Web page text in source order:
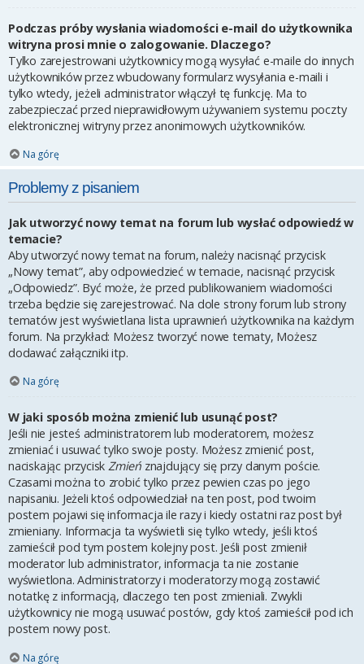
Podczas próby wysłania wiadomości e-mail do użytkownika
witryna prosi mnie o zalogowanie. Dlaczego?
Tylko zarejestrowani użytkownicy mogą wysyłać e-maile do innych
użytkowników przez wbudowany formularz wysyłania e-maili i
tylko wtedy, jeżeli administrator włączył tę funkcję. Ma to
zabezpieczać przed nieprawidłowym używaniem systemu poczty
elektronicznej witryny przez anonimowych użytkowników.
Na górę
Problemy z pisaniem
Jak utworzyć nowy temat na forum lub wysłać odpowiedź w
temacie?
Aby utworzyć nowy temat na forum, należy nacisnąć przycisk
„Nowy temat”, aby odpowiedzieć w temacie, nacisnąć przycisk
„Odpowiedz”. Być może, że przed publikowaniem wiadomości
trzeba będzie się zarejestrować. Na dole strony forum lub strony
tematów jest wyświetlana lista uprawnień użytkownika na każdym
forum. Na przykład: Możesz tworzyć nowe tematy, Możesz
dodawać załączniki itp.
Na górę
W jaki sposób można zmienić lub usunąć post?
Jeśli nie jesteś administratorem lub moderatorem, możesz
zmieniać i usuwać tylko swoje posty. Możesz zmienić post,
naciskając przycisk Zmień znajdujący się przy danym poście.
Czasami można to zrobić tylko przez pewien czas po jego
napisaniu. Jeżeli ktoś odpowiedział na ten post, pod twoim
postem pojawi się informacja ile razy i kiedy ostatni raz post był
zmieniany. Informacja ta wyświetli się tylko wtedy, jeśli ktoś
zamieścił pod tym postem kolejny post. Jeśli post zmienił
moderator lub administrator, informacja ta nie zostanie
wyświetlona. Administratorzy i moderatorzy mogą zostawić
notatkę z informacją, dlaczego ten post zmieniali. Zwykli
użytkownicy nie mogą usuwać postów, gdy ktoś zamieścił pod ich
postem nowy post.
Na górę